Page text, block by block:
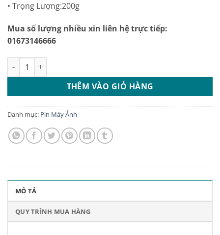
• Trọng Lượng:200g
Mua số lượng nhiều xin liên hệ trực tiếp:
01673146666
Pin Sony NP-FM50 số lượng
THÊM VÀO GIỎ HÀNG
Danh mục: Pin Máy Ảnh
MÔ TẢ
QUY TRÌNH MUA HÀNG